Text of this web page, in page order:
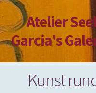
Zur
Navigation
springen
Zum
Inhalt
springen
Atelier
Garcia's
Mein Konto
Passwort vergessen
Kunst